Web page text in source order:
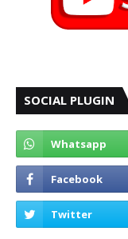
SOCIAL PLUGIN